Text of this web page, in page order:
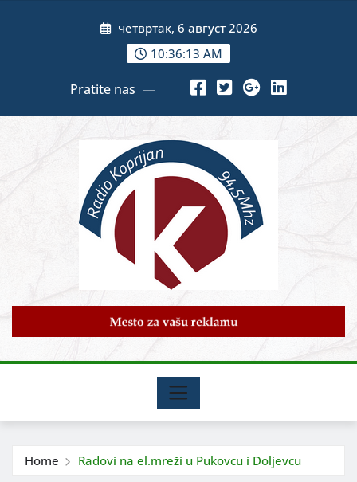
четвртак, 6 август 2026
10:36:15 AM
Pratite nas
Home Radovi na el.mreži u Pukovcu i Doljevcu